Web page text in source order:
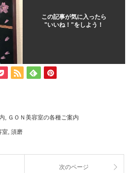
この記事が気に入ったら
"いいね！"をしよう！
, ＧＯＮ美容室の各種ご案内
室, 須磨
次のページ